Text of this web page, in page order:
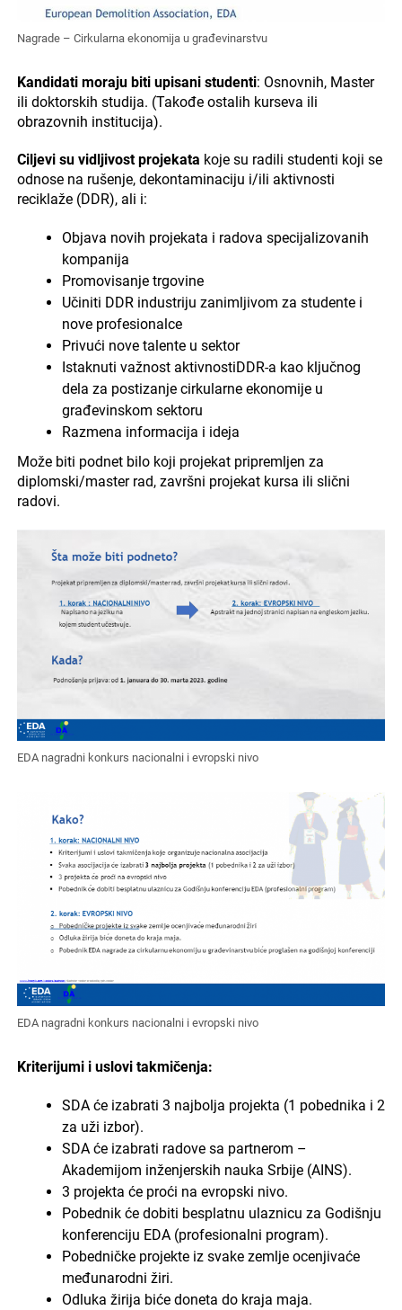
Nagrade – Cirkularna ekonomija u građevinarstvu
Kandidati moraju biti upisani studenti: Osnovnih, Master
ili doktorskih studija. (Takođe ostalih kurseva ili
obrazovnih institucija).
Ciljevi su vidljivost projekata koje su radili studenti koji se
odnose na rušenje, dekontaminaciju i/ili aktivnosti
reciklaže (DDR), ali i:
Objava novih projekata i radova specijalizovanih
kompanija
Promovisanje trgovine
Učiniti DDR industriju zanimljivom za studente i
nove profesionalce
Privući nove talente u sektor
Istaknuti važnost aktivnostiDDR-a kao ključnog
dela za postizanje cirkularne ekonomije u
građevinskom sektoru
Razmena informacija i ideja
Može biti podnet bilo koji projekat pripremljen za
diplomski/master rad, završni projekat kursa ili slični
radovi.
EDA nagradni konkurs nacionalni i evropski nivo
EDA nagradni konkurs nacionalni i evropski nivo
Kriterijumi i uslovi takmičenja:
SDA će izabrati 3 najbolja projekta (1 pobednika i 2
za uži izbor).
SDA će izabrati radove sa partnerom –
Akademijom inženjerskih nauka Srbije (AINS).
3 projekta će proći na evropski nivo.
Pobednik će dobiti besplatnu ulaznicu za Godišnju
konferenciju EDA (profesionalni program).
Pobedničke projekte iz svake zemlje ocenjivaće
međunarodni žiri.
Odluka žirija biće doneta do kraja maja.